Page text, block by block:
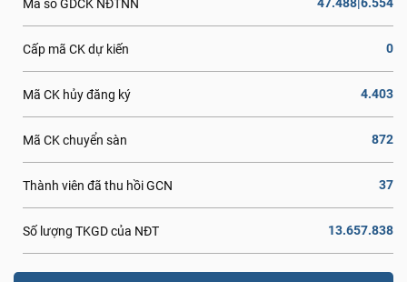
Mã số GDCK NĐTNN
Cấp mã CK dự kiến 0
Mã CK hủy đăng ký 4.403
Mã CK chuyển sàn 872
Thành viên đã thu hồi GCN 37
Số lượng TKGD của NĐT 13.657.838